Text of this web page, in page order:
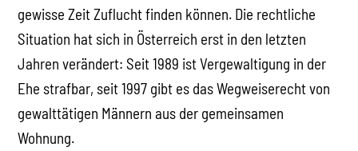
gewisse Zeit Zuflucht finden können. Die rechtliche
Situation hat sich in Österreich erst in den letzten
Jahren verändert: Seit 1989 ist Vergewaltigung in der
Ehe strafbar, seit 1997 gibt es das Wegweiserecht von
gewalttätigen Männern aus der gemeinsamen
Wohnung.